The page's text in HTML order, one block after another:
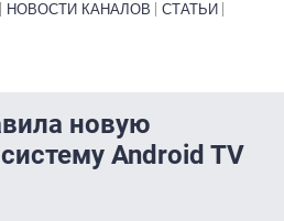
НОВОСТИ КАНАЛОВ
СТАТЬИ
новую
Android TV